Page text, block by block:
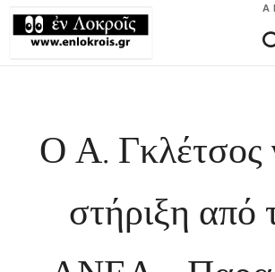
Ο Α. Γκλέτσος
στήριξη από